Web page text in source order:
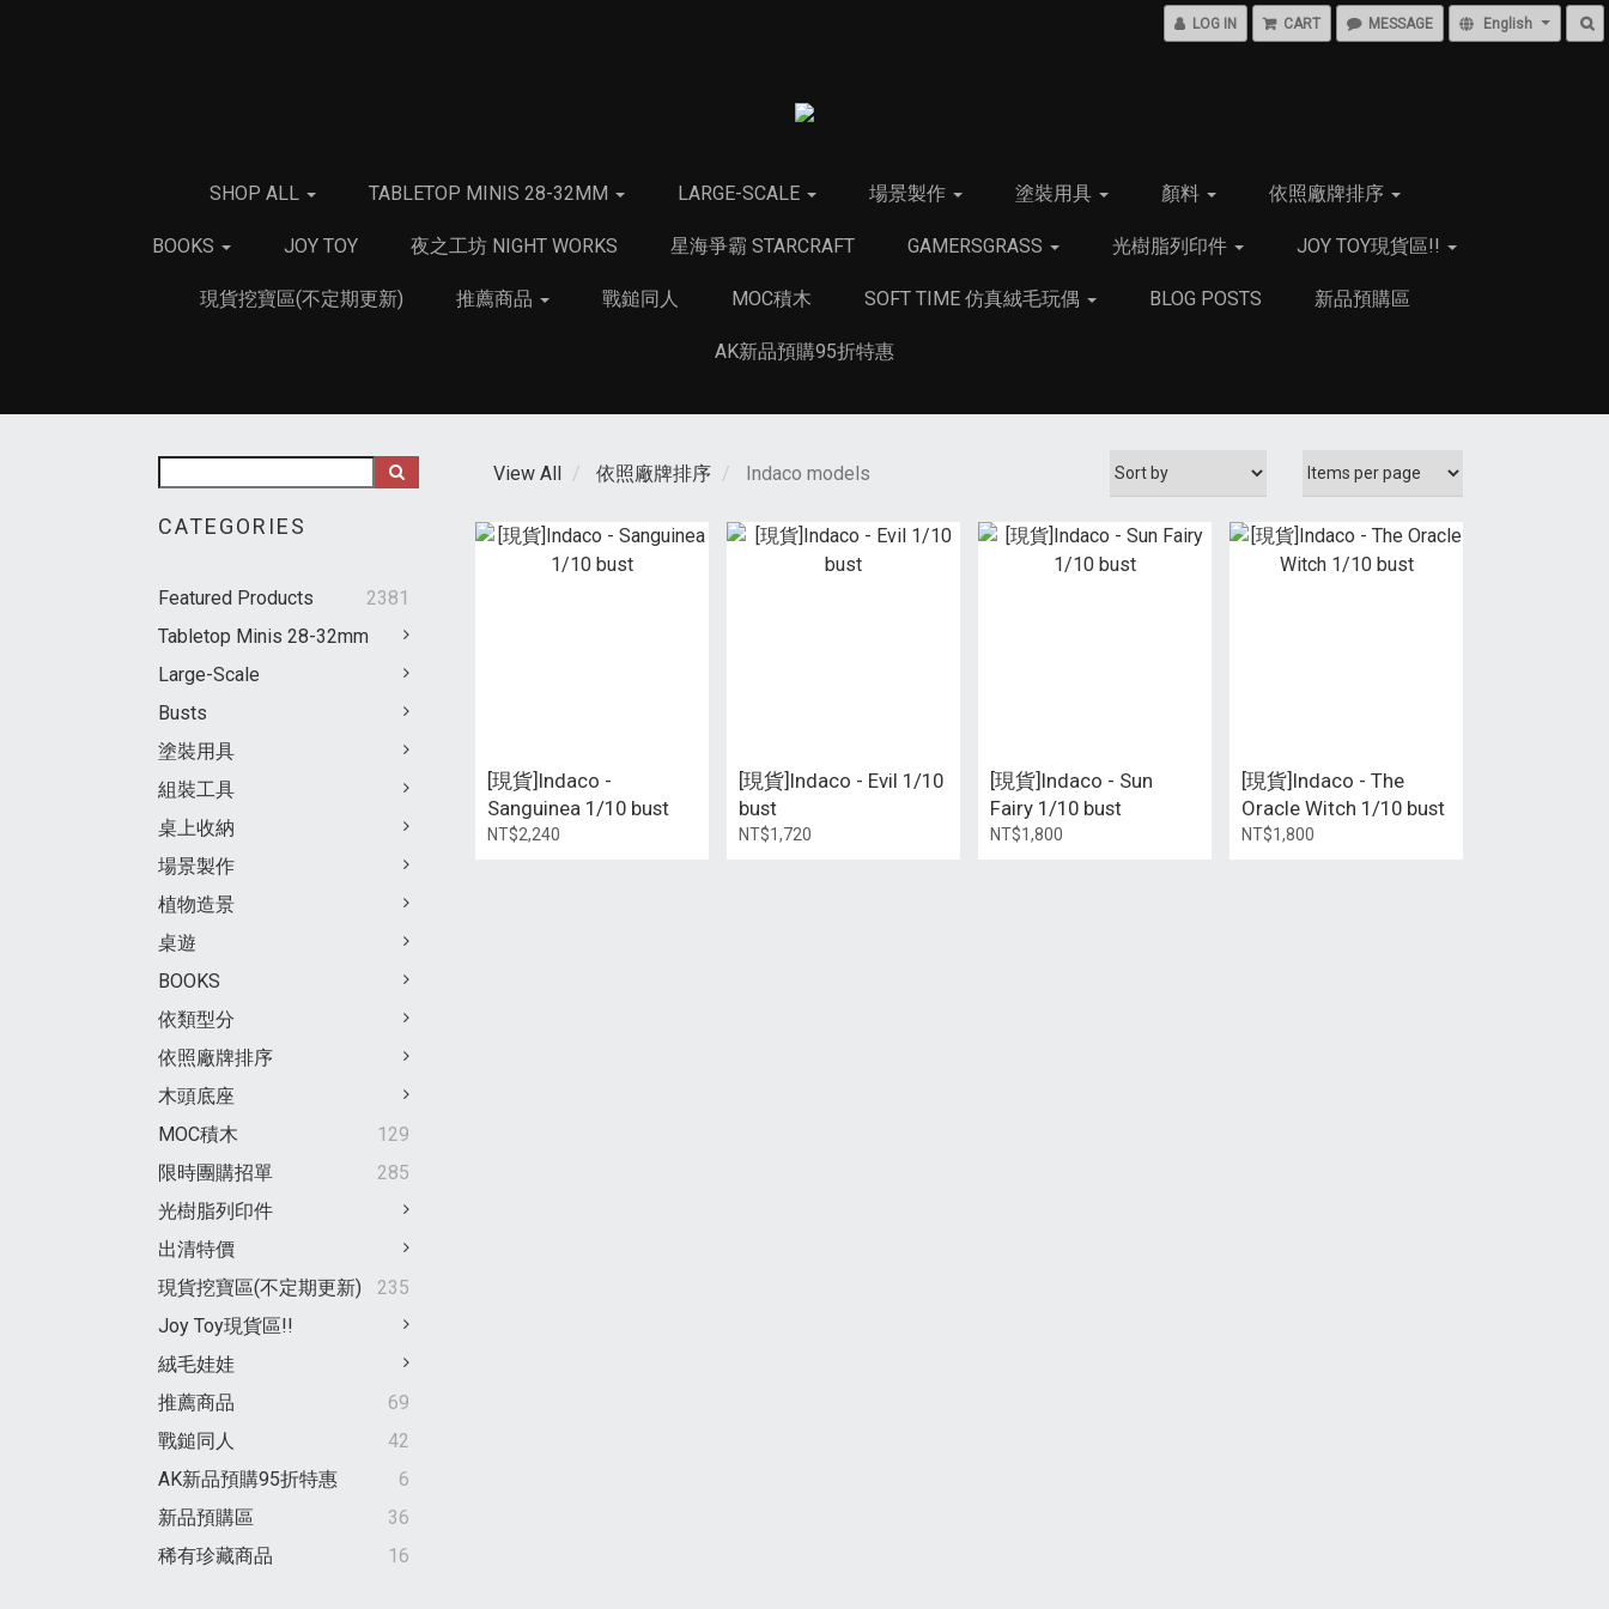
LOG IN CART MESSAGE English
SHOP ALL TABLETOP MINIS 28-32MM LARGE-SCALE 場景製作 塗裝用具 顏料 依照廠牌排序
BOOKS JOY TOY 夜之工坊 NIGHT WORKS 星海爭霸 STARCRAFT GAMERSGRASS 光樹脂列印件 JOY TOY現貨區!!
現貨挖寶區(不定期更新) 推薦商品 戰鎚同人 MOC積木 SOFT TIME 仿真絨毛玩偶 BLOG POSTS 新品預購區
AK新品預購95折特惠
CATEGORIES
Featured Products
2381
Tabletop Minis 28-32mm
Large-Scale
Busts
塗裝用具
組裝工具
桌上收納
場景製作
植物造景
桌遊
BOOKS
依類型分
依照廠牌排序
木頭底座
MOC積木
129
限時團購招單
285
光樹脂列印件
出清特價
現貨挖寶區(不定期更新)
235
Joy Toy現貨區!!
絨毛娃娃
推薦商品
69
戰鎚同人
42
AK新品預購95折特惠
6
新品預購區
36
稀有珍藏商品
16
View All 依照廠牌排序 Indaco models
[現貨]Indaco -
Sanguinea 1/10 bust
NT$2,240
[現貨]Indaco - Evil 1/10
bust
NT$1,720
[現貨]Indaco - Sun
Fairy 1/10 bust
NT$1,800
[現貨]Indaco - The
Oracle Witch 1/10 bust
NT$1,800